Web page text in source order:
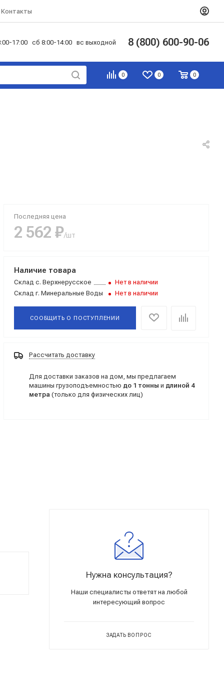
Контакты
17:00 сб 8:00-14:00 вс выходной 8 (800) 600-90-06
0 0 0
Последняя цена
2 562 ₽/шт
Наличие товара
Склад с. Верхнерусское
Нет в наличии
Склад г. Минеральные Воды Нет в наличии
СООБЩИТЬ О ПОСТУПЛЕНИИ
Рассчитать доставку
Для доставки заказов на дом, мы предлагаем
машины грузоподъемностью до 1 тонны и длиной 4
метра (только для физических лиц)
Нужна консультация?
Наши специалисты ответят на любой
интересующий вопрос
ЗАДАТЬ ВОПРОС